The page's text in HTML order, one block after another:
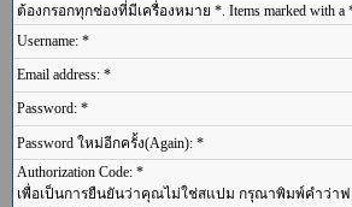
ต้องกรอกทุกช่องที่มีเครื่องหมาย *. Items marked with a *
Username: *
Email address: *
Password: *
Password ใหม่อีกครั้ง(Again): *
Authorization Code: *
เพื่อเป็นการยืนยันว่าคุณไม่ใช่สแปม กรุณาพิมพ์คำว่าฟ